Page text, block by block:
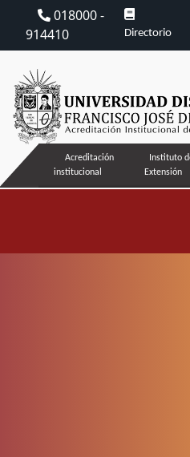
018000 -
914410
Directorio
Acreditación
institucional
Instituto
Extensión